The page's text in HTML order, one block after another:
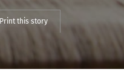
Print this story